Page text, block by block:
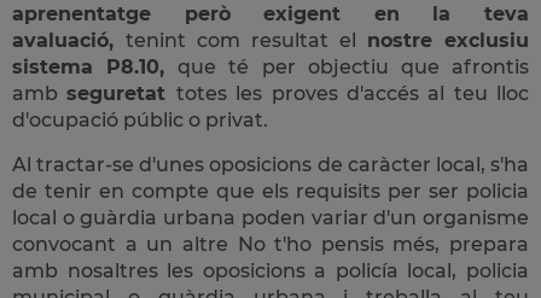
aprenentatge però exigent en la teva
avaluació, tenint com resultat el nostre exclusiu
sistema P8.10,que té per objectiu que afrontis
ambseguretat totes les proves d'accés al teu lloc
d'ocupació públic o privat.
Al tractar-se d'unes oposicions de caràcter local, s'ha
de tenir en compte que els requisits per ser policia
local o guàrdia urbana poden variar d'un organisme
convocant a un altre No t'ho pensis més, prepara
amb nosaltres les oposicions a policía local, policia